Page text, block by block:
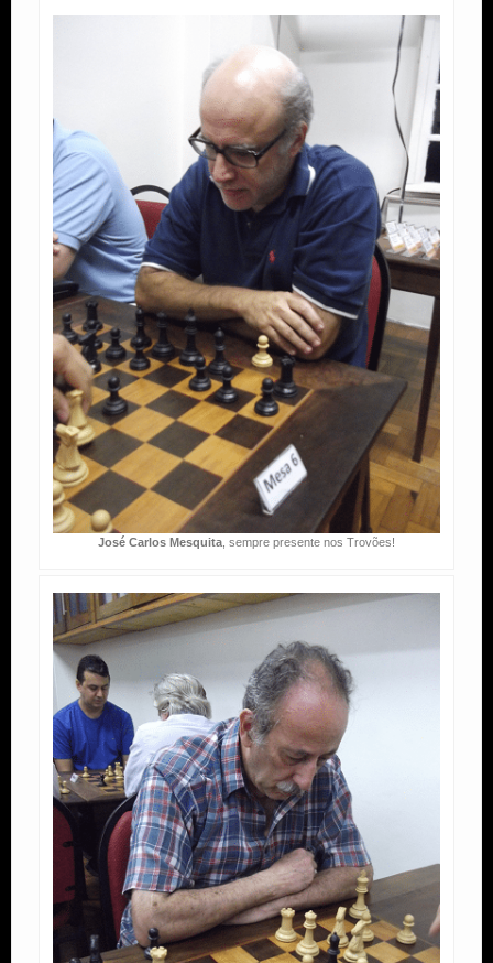
José Carlos Mesquita, sempre presente nos Trovões!